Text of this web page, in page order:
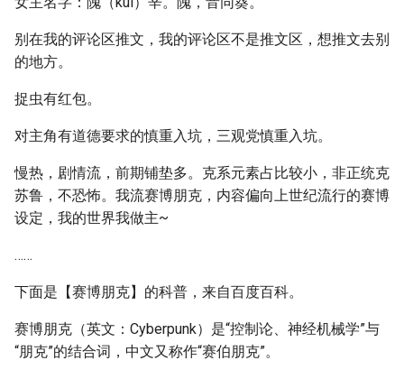
别在我的评论区推文，我的评论区不是推文区，想推文去别
的地方。
捉虫有红包。
对主角有道德要求的慎重入坑，三观党慎重入坑。
慢热，剧情流，前期铺垫多。克系元素占比较小，非正统克
苏鲁，不恐怖。我流赛博朋克，内容偏向上世纪流行的赛博
设定，我的世界我做主~
……
下面是【赛博朋克】的科普，来自百度百科。
赛博朋克（英文：Cyberpunk）是“控制论、神经机械学”与
“朋克”的结合词，中文又称作“赛伯朋克”。